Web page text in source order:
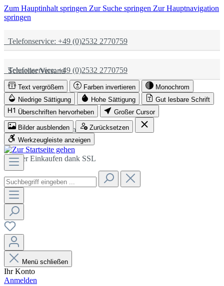
Zum Hauptinhalt springen Zur Suche springen Zur Hauptnavigation
springen
Telefonservice: +49 (0)2532 2770759
Schneller Versand
Partnerschaftlich
Sicher Einkaufen dank SSL
Telefonservice: +49 (0)2532 2770759
Schneller Versand
Partnerschaftlich
Sicher Einkaufen dank SSL
Text vergrößern Farben invertieren
Monochrom
Niedrige Sättigung
Hohe Sättigung
Gut lesbare Schrift
Überschriften hervorheben
Großer Cursor
Bilder ausblenden
Zurücksetzen
Werkzeugleiste anzeigen
Menü schließen
Ihr Konto
Anmelden